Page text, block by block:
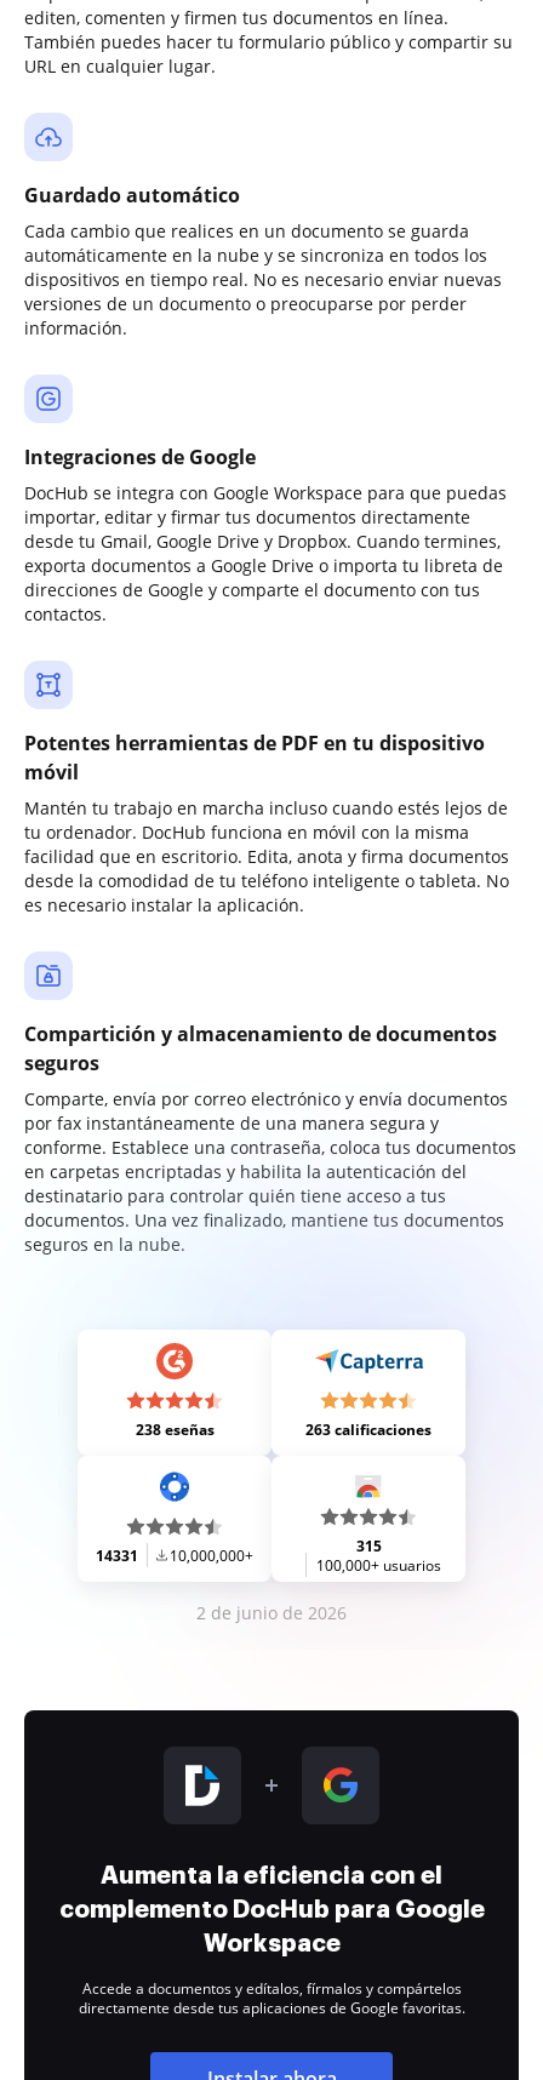
editen, comenten y firmen tus documentos en línea.
También puedes hacer tu formulario público y compartir su
URL en cualquier lugar.
Guardado automático
Cada cambio que realices en un documento se guarda
automáticamente en la nube y se sincroniza en todos los
dispositivos en tiempo real. No es necesario enviar nuevas
versiones de un documento o preocuparse por perder
información.
Integraciones de Google
DocHub se integra con Google Workspace para que puedas
importar, editar y firmar tus documentos directamente
desde tu Gmail, Google Drive y Dropbox. Cuando termines,
exporta documentos a Google Drive o importa tu libreta de
direcciones de Google y comparte el documento con tus
contactos.
Potentes herramientas de PDF en tu dispositivo
móvil
Mantén tu trabajo en marcha incluso cuando estés lejos de
tu ordenador. DocHub funciona en móvil con la misma
facilidad que en escritorio. Edita, anota y firma documentos
desde la comodidad de tu teléfono inteligente o tableta. No
es necesario instalar la aplicación.
Compartición y almacenamiento de documentos
seguros
Comparte, envía por correo electrónico y envía documentos
por fax instantáneamente de una manera segura y
conforme. Establece una contraseña, coloca tus documentos
en carpetas encriptadas y habilita la autenticación del
destinatario para controlar quién tiene acceso a tus
documentos. Una vez finalizado, mantiene tus documentos
seguros en la nube.
238 eseñas 263 calificaciones
14331 10,000,000+
315
100,000+ usuarios
2 de junio de 2026
Aumenta la eficiencia con el
complemento DocHub para Google
Workspace
Accede a documentos y edítalos, fírmalos y compártelos
directamente desde tus aplicaciones de Google favoritas.